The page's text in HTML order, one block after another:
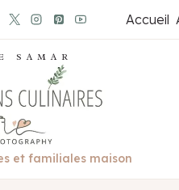
Accueil
SAMAR
et familiales maison